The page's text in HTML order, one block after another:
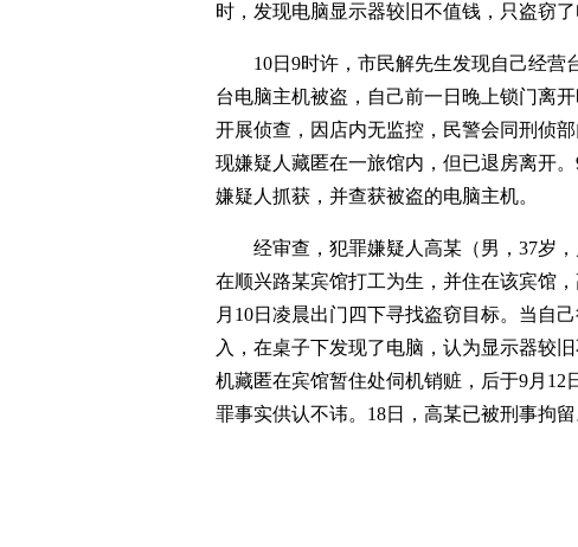
时，发现电脑显示器较旧不值钱，只盗窃了
10日9时许，市民解先生发现自己经
台电脑主机被盗，自己前一日晚上锁门离
开展侦查，因店内无监控，民警会同刑侦
现嫌疑人藏匿在一旅馆内，但已退房离开
嫌疑人抓获，并查获被盗的电脑主机。
经审查，犯罪嫌疑人高某（男，37岁
在顺兴路某宾馆打工为生，并住在该宾馆
月10日凌晨出门四下寻找盗窃目标。当自
入，在桌子下发现了电脑，认为显示器较
机藏匿在宾馆暂住处伺机销赃，后于9月
罪事实供认不讳。18日，高某已被刑事拘留